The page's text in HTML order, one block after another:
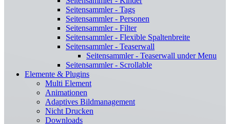
Seitensammler - Tags
Seitensammler - Personen
Seitensammler - Filter
Seitensammler - Flexible Spaltenbreite
Seitensammler - Teaserwall
Seitensammler - Teaserwall under Menu
Seitensammler - Scrollable
Elemente & Plugins
Multi Element
Animationen
Adaptives Bildmanagement
Nicht Drucken
Downloads